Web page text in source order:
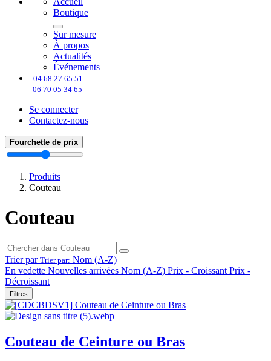
Boutique
Sur mesure
À propos
Actualités
Événements
04 68 27 65 51
06 70 05 34 65
Se connecter
Contactez-nous
Fourchette de prix
Produits
Couteau
Couteau
Trier par Trier par: Nom (A-Z)
En vedette Nouvelles arrivées Nom (A-Z) Prix - Croissant Prix -
Décroissant
Filtres
Couteau de Ceinture ou Bras